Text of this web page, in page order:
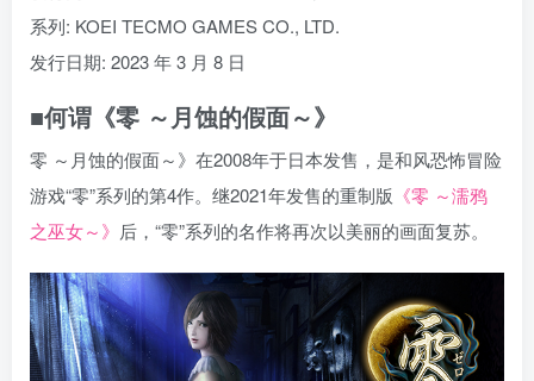
系列: KOEI TECMO GAMES CO., LTD.
发行日期: 2023 年 3 月 8 日
■何谓《零 ～月蚀的假面～》
零 ～月蚀的假面～》在2008年于日本发售，是和风恐怖冒险
游戏“零”系列的第4作。继2021年发售的重制版 《零 ～濡鸦
之巫女～》 后，“零”系列的名作将再次以美丽的画面复苏。